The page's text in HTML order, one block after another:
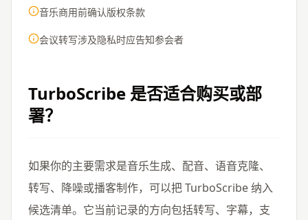
音乐商用前确认版权条款
会议转写涉及隐私时应告知参会者
TurboScribe 是否适合购买或部
署？
如果你的主要需求是音乐生成、配音、语音克隆、
转写、降噪或播客制作，可以把 TurboScribe 纳入
候选清单。它当前记录的方向包括转写、字幕，支